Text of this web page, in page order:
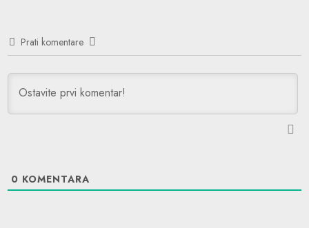
Prati komentare
0 KOMENTARA